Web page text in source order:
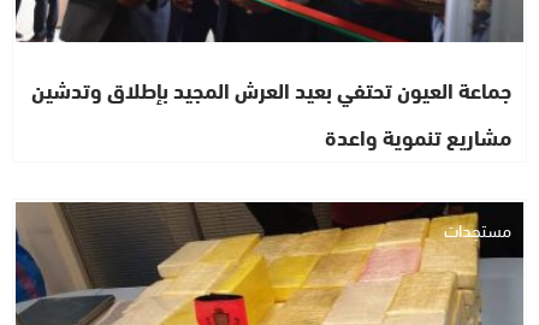
جماعة العيون تحتفي بعيد العرش المجيد بإطلاق وتدشين
مشاريع تنموية واعدة
مستجدات